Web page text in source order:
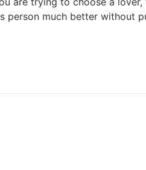
much better without